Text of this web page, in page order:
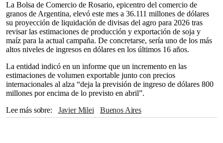
La Bolsa de Comercio de Rosario, epicentro del comercio de
granos de Argentina, elevó este mes a 36.111 millones de dólares
su proyección de liquidación de divisas del agro para 2026 tras
revisar las estimaciones de producción y exportación de soja y
maíz para la actual campaña. De concretarse, sería uno de los más
altos niveles de ingresos en dólares en los últimos 16 años.
La entidad indicó en un informe que un incremento en las
estimaciones de volumen exportable junto con precios
internacionales al alza “deja la previsión de ingreso de dólares 800
millones por encima de lo previsto en abril”.
Lee más sobre
Javier Milei Buenos Aires